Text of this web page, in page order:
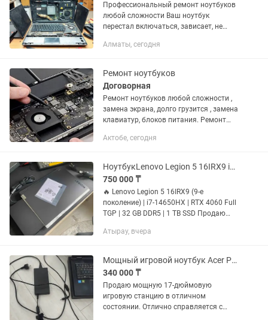
Профессиональный ремонт ноутбуков
любой сложности Ваш ноутбук
перестал включаться, зависает, не
медленнее? Мы поможем! Наша
диагностике и...
Алматы, сегодня
Ремонт ноутбуков
Договорная
Ремонт ноутбуков любой сложности ,
замена экрана, долго грузится , замена
клавиатур, блоков питания. Ремонт
Актобе, сегодня
НоутбукLenovo Legion 5 16IRX9 i7-14650HX RTX 4060 32GBDDR5
750 000 ₸
🔥 Lenovo Legion 5 16IRX9 (9-е
поколение) | i7-14650HX | RTX 4060 Full
TGP | 32 GB DDR5 | 1 TB SSD Продаю
идеальном состоянии. Покупал новым
Атырау, вчера
Мощный игровой ноутбук Acer Predator Helios 300 (PH317-56) 17.3
340 000 ₸
Продаю мощную 17-дюймовую
игровую станцию в отличном
состоянии. Отлично справляется с